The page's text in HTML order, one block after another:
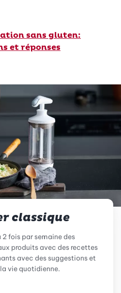
sans gluten:
et réponses
classique
2 fois par semaine des
produits avec des recettes
avec des suggestions et
vie quotidienne.